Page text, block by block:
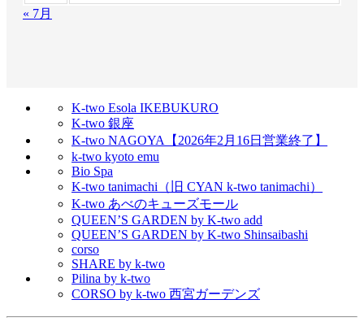
« 7月
K-two Esola IKEBUKURO
K-two 銀座
K-two NAGOYA【2026年2月16日営業終了】
k-two kyoto emu
Bio Spa
K-two tanimachi（旧 CYAN k-two tanimachi）
K-two あべのキューズモール
QUEEN’S GARDEN by K-two add
QUEEN’S GARDEN by K-two Shinsaibashi
corso
SHARE by k-two
Pilina by k-two
CORSO by k-two 西宮ガーデンズ